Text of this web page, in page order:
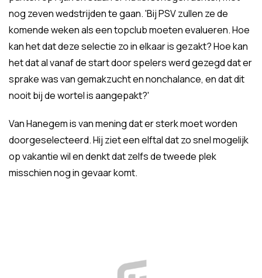
nog zeven wedstrijden te gaan. 'Bij PSV zullen ze de
komende weken als een topclub moeten evalueren. Hoe
kan het dat deze selectie zo in elkaar is gezakt? Hoe kan
het dat al vanaf de start door spelers werd gezegd dat er
sprake was van gemakzucht en nonchalance, en dat dit
nooit bij de wortel is aangepakt?'
Van Hanegem is van mening dat er sterk moet worden
doorgeselecteerd. Hij ziet een elftal dat zo snel mogelijk
op vakantie wil en denkt dat zelfs de tweede plek
misschien nog in gevaar komt.